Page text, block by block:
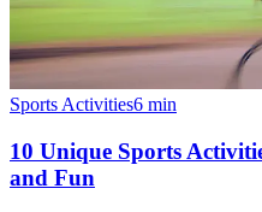
Sports Activities6 min
10 Unique Sports
and Fun